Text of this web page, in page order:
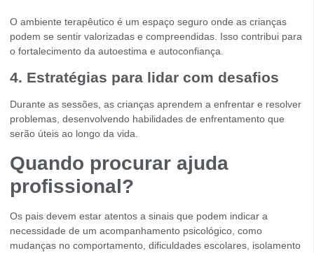
O ambiente terapêutico é um espaço seguro onde as crianças
podem se sentir valorizadas e compreendidas. Isso contribui para
o fortalecimento da autoestima e autoconfiança.
4. Estratégias para lidar com desafios
Durante as sessões, as crianças aprendem a enfrentar e resolver
problemas, desenvolvendo habilidades de enfrentamento que
serão úteis ao longo da vida.
Quando procurar ajuda
profissional?
Os pais devem estar atentos a sinais que podem indicar a
necessidade de um acompanhamento psicológico, como
mudanças no comportamento, dificuldades escolares, isolamento